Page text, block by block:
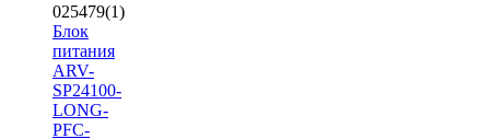
025479(1)
Блок
питания
ARV-
SP24100-
LONG-
PFC-